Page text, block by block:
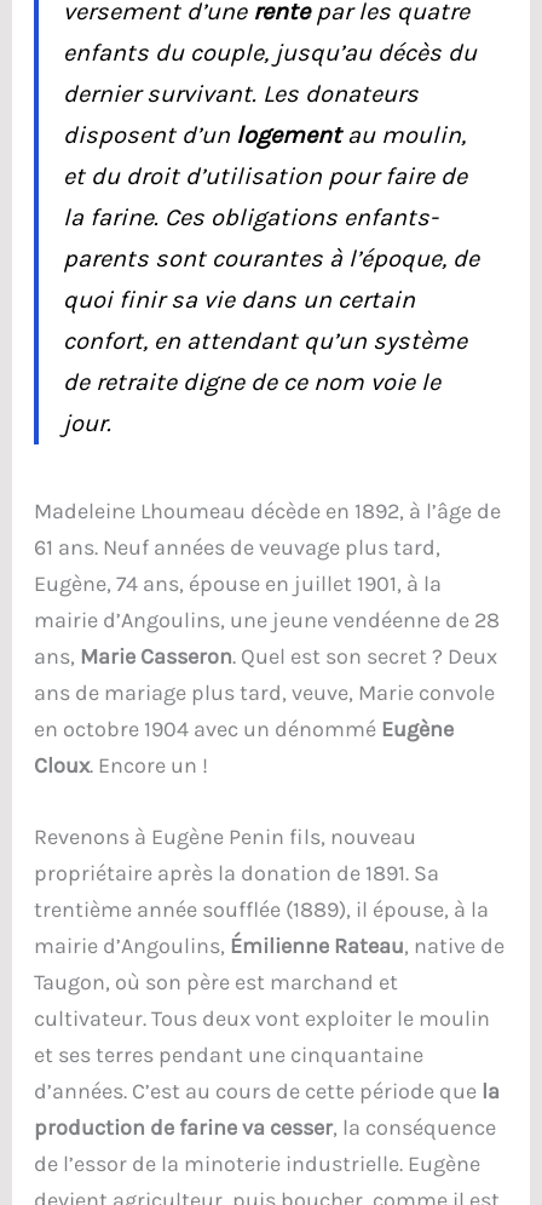
versement d’une rentepar les quatre
enfants du couple, jusqu’au décès du
dernier survivant. Les donateurs
disposent d’un logementau moulin,
et du droit d’utilisation pour faire de
la farine. Ces obligations enfants-
parents sont courantes à l’époque, de
quoi finir sa vie dans un certain
confort, en attendant qu’un système
de retraite digne de ce nom voie le
jour.
Madeleine Lhoumeau décède en 1892, à l’âge de
61 ans. Neuf années de veuvage plus tard,
Eugène, 74 ans, épouse en juillet 1901, à la
mairie d’Angoulins, une jeune vendéenne de 28
ans, Marie Casseron. Quel est son secret ? Deux
ans de mariage plus tard, veuve, Marie convole
en octobre 1904 avec un dénommé Eugène
Cloux. Encore un !
Revenons à Eugène Penin fils, nouveau
propriétaire après la donation de 1891. Sa
trentième année soufflée (1889), il épouse, à la
mairie d’Angoulins, Émilienne Rateau, native de
Taugon, où son père est marchand et
cultivateur. Tous deux vont exploiter le moulin
et ses terres pendant une cinquantaine
d’années. C’est au cours de cette période que la
production de farine va cesser, la conséquence
de l’essor de la minoterie industrielle. Eugène